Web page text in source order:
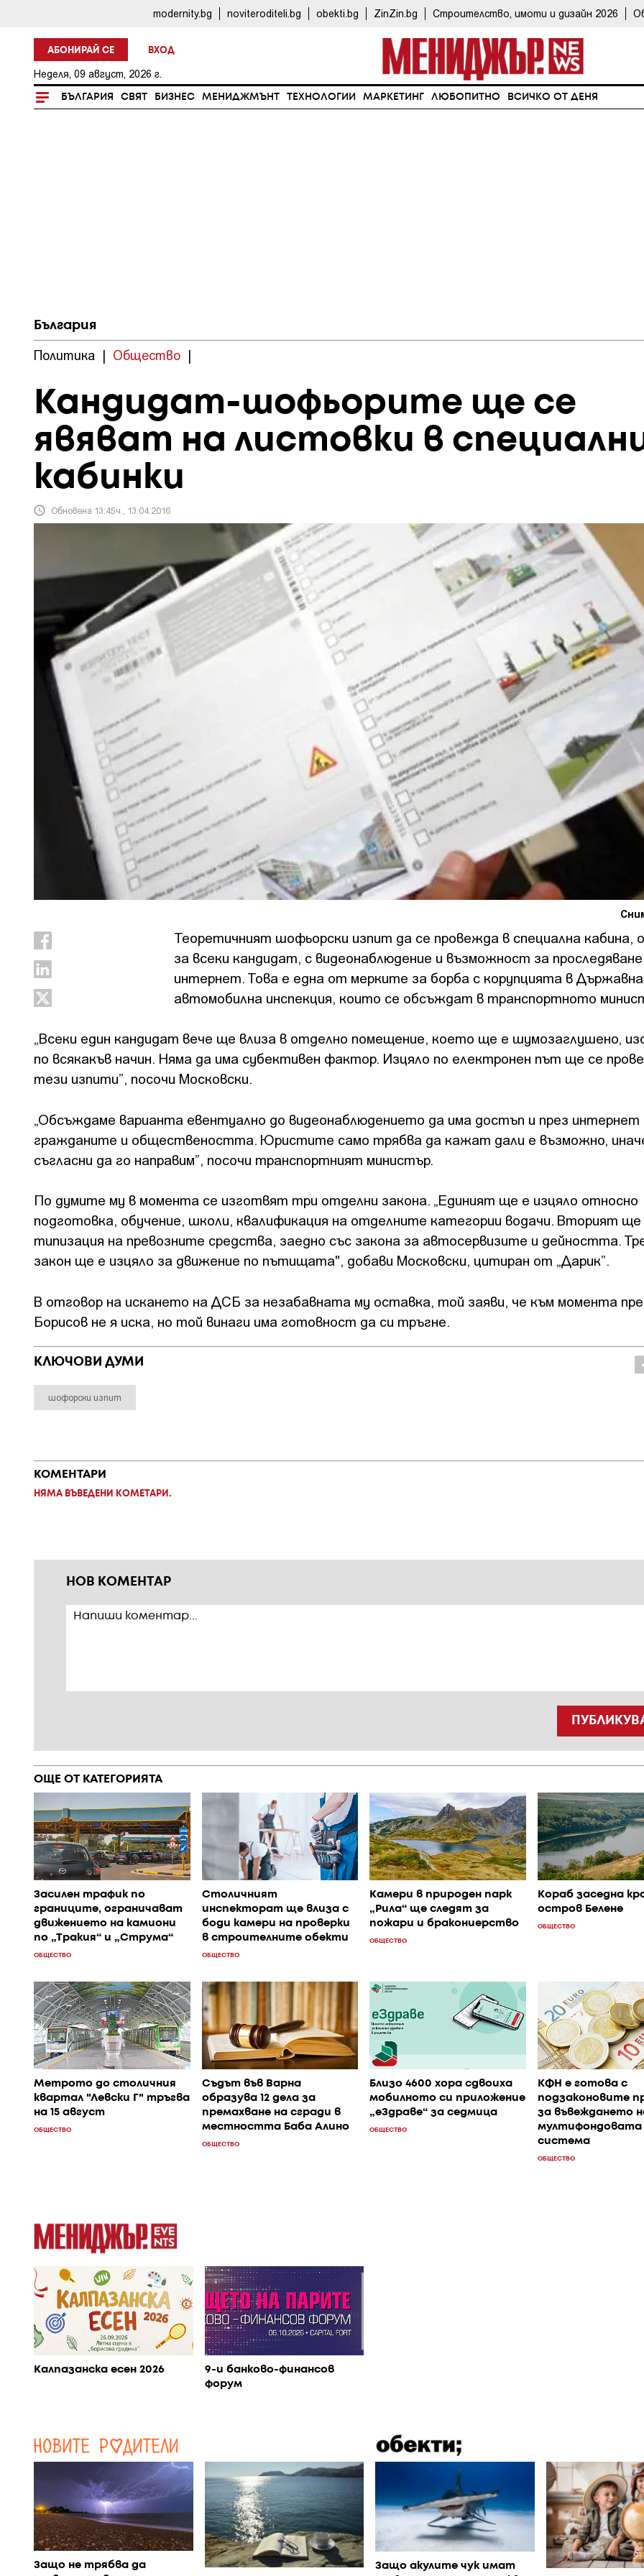
modernity.bg noviteroditeli.bg obekti.bg ZinZin.bg Строителство, имоти и дизайн 2026
АБОНИРАЙ СЕ ВХОД
Неделя, 09 август, 2026 г.
БЪЛГАРИЯ СВЯТ БИЗНЕС МЕНИДЖМЪНТ ТЕХНОЛОГИИ МАРКЕТИНГ ЛЮБОПИТНО ВСИЧКО ОТ ДЕНЯ
България
Политика | Общество |
Кандидат-шофьорите ще се
явяват на листовки в
кабинки
Обновена 13:45ч., 13.04.2016
Теоретичният шофьорски изпит да се провежда в специална кабина,
за всеки кандидат, с видеонаблюдение и възможност за проследяване
интернет. Това е една от мерките за борба с корупцията в
автомобилна инспекция, които се обсъждат в транспортното
„Всеки един кандидат вече ще влиза в отделно помещение, което ще е шумозаглушено,
по всякакъв начин. Няма да има субективен фактор. Изцяло по електронен път ще се
тези изпити”, посочи Московски.
„Обсъждаме варианта евентуално до видеонаблюдението да има достъп и през интернет
гражданите и обществеността. Юристите само трябва да кажат дали е възможно,
съгласни да го направим”, посочи транспортният министър.
По думите му в момента се изготвят три отделни закона. „Единият ще е изцяло относно
подготовка, обучение, школи, квалификация на отделните категории водачи. Вторият ще
типизация на превозните средства, заедно със закона за автосервизите и дейността.
закон ще е изцяло за движение по пътищата", добави Московски, цитиран от „Дарик”.
В отговор на искането на ДСБ за незабавната му оставка, той заяви, че към момента
Борисов не я иска, но той винаги има готовност да си тръгне.
КЛЮЧОВИ ДУМИ
шофорски изпит
КОМЕНТАРИ
НЯМА ВЪВЕДЕНИ КОМЕТАРИ.
НОВ КОМЕНТАР
ОЩЕ ОТ КАТЕГОРИЯТА
Засилен трафик по
границите, ограничават
движението на камиони
по „Тракия“ и „Струма“
ОБЩЕСТВО
Столичният
инспекторат ще влиза с
боди камери на проверки
в строителните обекти
ОБЩЕСТВО
Камери в природен парк
„Рила“ ще следят за
пожари и бракониерство
ОБЩЕСТВО
Кораб заседна
остров Белене
ОБЩЕСТВО
Метрото до столичния
квартал "Левски Г" тръгва
на 15 август
ОБЩЕСТВО
Съдът във Варна
образува 12 дела за
премахване на сгради в
местността Баба Алино
ОБЩЕСТВО
Близо 4600 хора сдвоиха
мобилното си приложение
„еЗдраве“ за седмица
ОБЩЕСТВО
КФН е готова с
подзаконовите
за въвеждането
мултифондовата
система
ОБЩЕСТВО
Калпазанска есен 2026
9-и банково-финансов
форум
Защо не трябва да
Защо акулите чук имат